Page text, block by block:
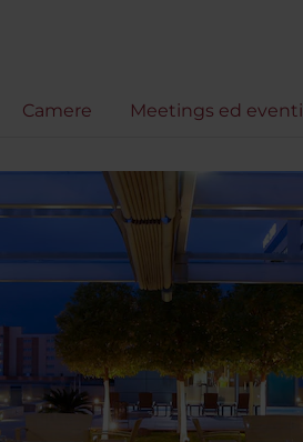
Camere Meetings ed eventi